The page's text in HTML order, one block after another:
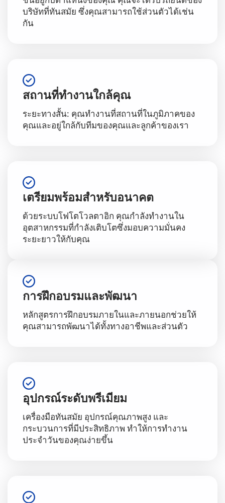
บริษัทที่ทันสมัย ซึ่งคุณสามารถใช้ส่วนตัวได้เช่น
กัน
สถานที่ทำงานใกล้คุณ
ระยะทางสั้น: คุณทำงานที่สถานที่ในภูมิภาคของ
คุณและอยู่ใกล้กับทีมของคุณและลูกค้าของเรา
เตรียมพร้อมสำหรับอนาคต
ด้วยระบบโฟโตโวลตาอิก คุณกำลังทำงานใน
อุตสาหกรรมที่กำลังเติบโตซึ่งมอบความมั่นคง
ระยะยาวให้กับคุณ
การฝึกอบรมและพัฒนา
หลักสูตรการฝึกอบรมภายในและภายนอกช่วยให้
คุณสามารถพัฒนาได้ทั้งทางอาชีพและส่วนตัว
อุปกรณ์ระดับพรีเมียม
เครื่องมือทันสมัย อุปกรณ์คุณภาพสูง และ
กระบวนการที่มีประสิทธิภาพ ทำให้การทำงาน
ประจำวันของคุณง่ายขึ้น